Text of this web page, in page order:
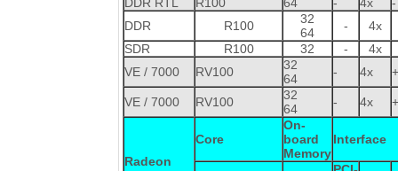
DDR
R100
32
64
-
4x
SDR
R100 32 -
4x
VE / 7000
RV100
32
64
- 4x +
VE / 7000 RV100
32
64
- 4x +
Radeon
Core
On-
board
Memory
Interface